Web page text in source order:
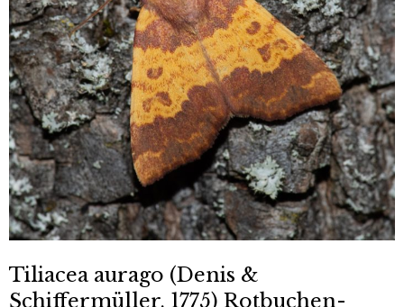
Tiliacea aurago (Denis &
Schiffermüller, 1775) Rotbuchen-